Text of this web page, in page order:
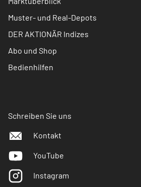
Muster- und Real-Depots
DER AKTIONÄR Indizes
Abo und Shop
Bedienhilfen
Schreiben Sie uns
Kontakt
YouTube
Instagram